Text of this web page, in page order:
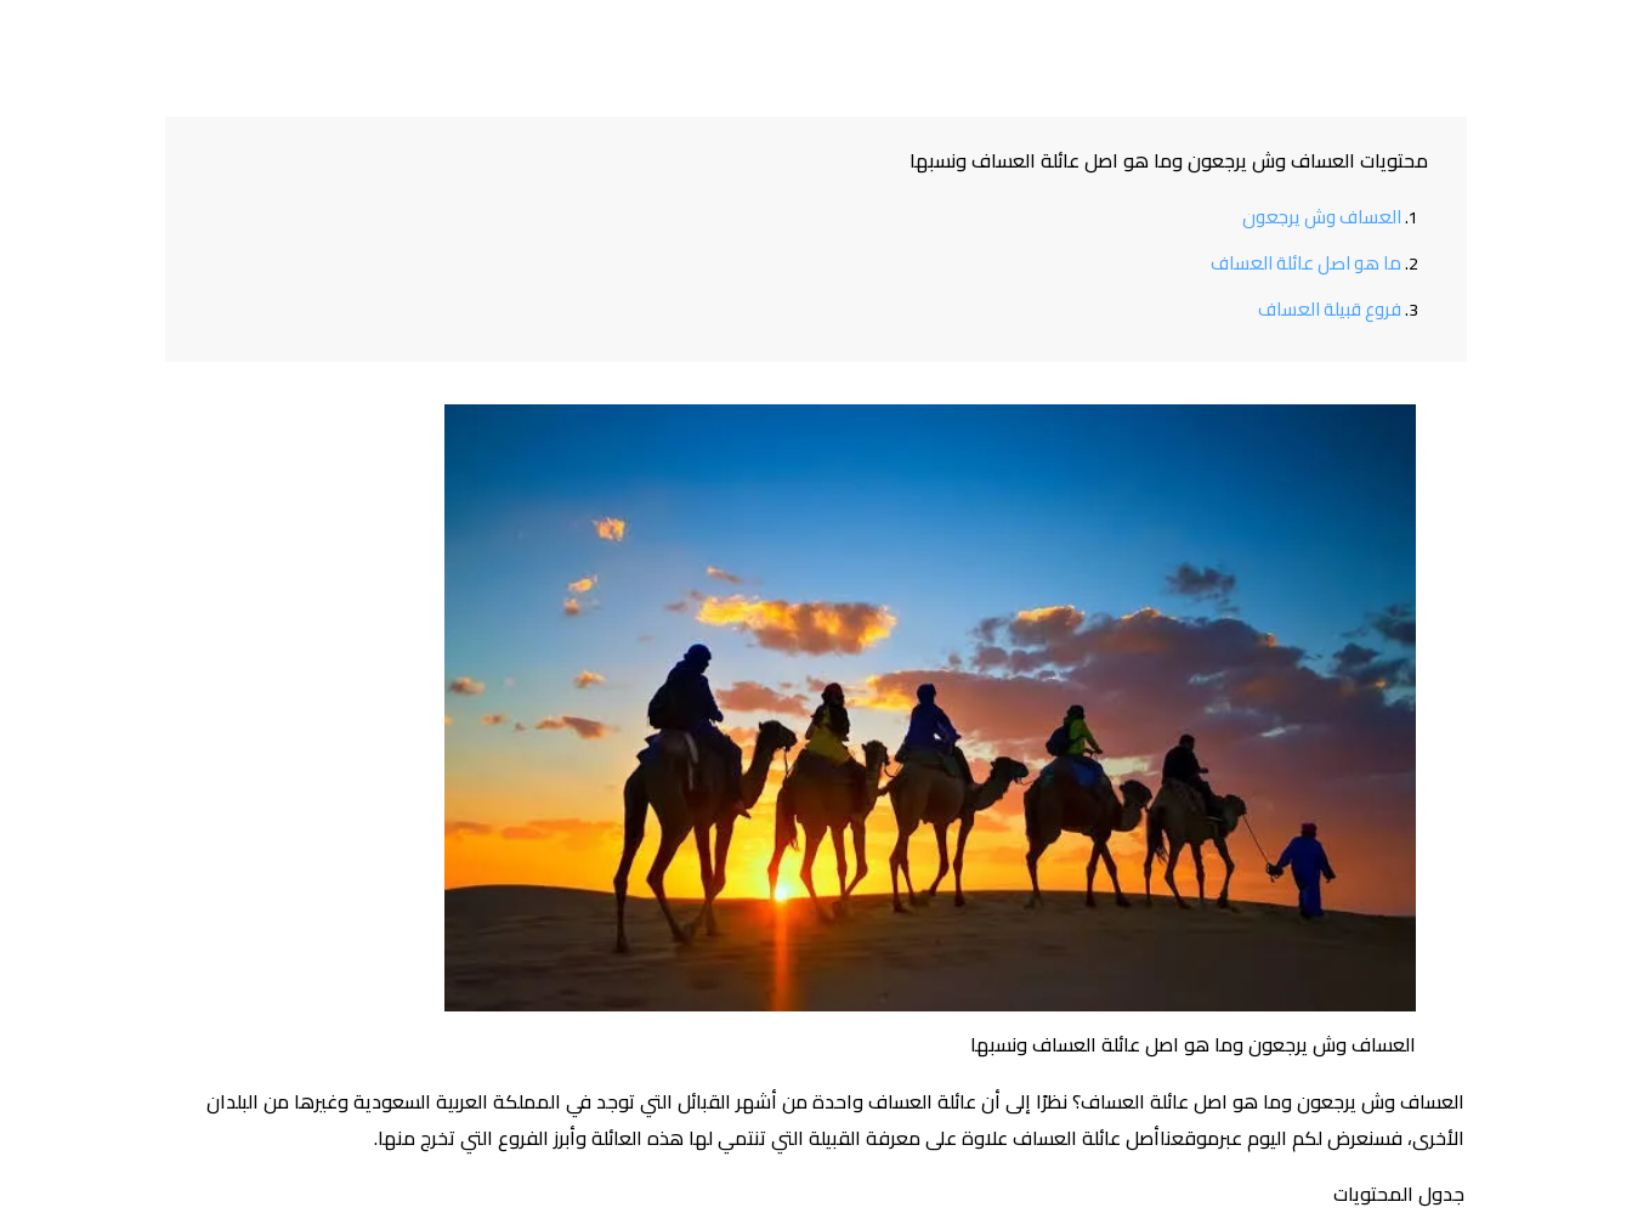
محتويات العساف وش يرجعون وما هو اصل عائلة العساف ونسبها
العساف وش يرجعون
ما هو اصل عائلة العساف
فروع قبيلة العساف
العساف وش يرجعون وما هو اصل عائلة العساف ونسبها
العساف وش يرجعون وما هو اصل عائلة العساف؟ نظرًا إلى أن عائلة العساف واحدة من أشهر القبائل التي توجد في المملكة العربية السعودية وغيرها من البلدان
الأخرى، فسنعرض لكم اليوم عبرموقعناأصل عائلة العساف علاوة على معرفة القبيلة التي تنتمي لها هذه العائلة وأبرز الفروع التي تخرج منها.
جدول المحتويات